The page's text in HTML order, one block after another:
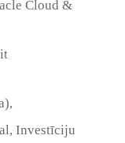
Cloud &
Investīciju